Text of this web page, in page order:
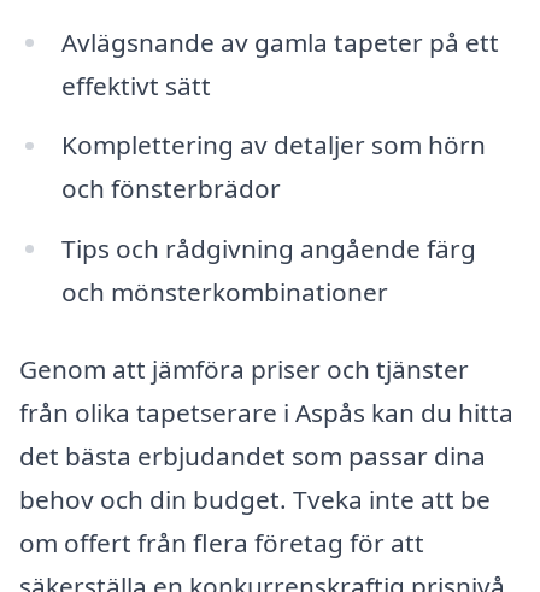
Avlägsnande av gamla tapeter på ett
effektivt sätt
Komplettering av detaljer som hörn
och fönsterbrädor
Tips och rådgivning angående färg
och mönsterkombinationer
Genom att jämföra priser och tjänster
från olika tapetserare i Aspås kan du hitta
det bästa erbjudandet som passar dina
behov och din budget. Tveka inte att be
om offert från flera företag för att